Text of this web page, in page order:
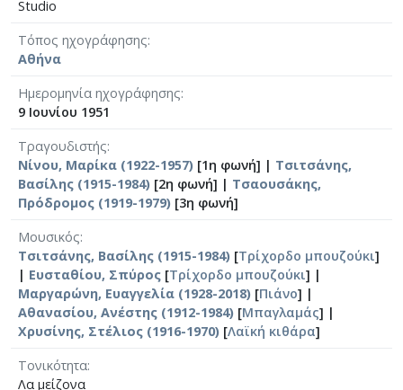
Studio
Τόπος ηχογράφησης
Αθήνα
Ημερομηνία ηχογράφησης
9 Ιουνίου 1951
Τραγουδιστής
Νίνου, Μαρίκα (1922-1957) [1η φωνή] | Τσιτσάνης,
Βασίλης (1915-1984) [2η φωνή] | Τσαουσάκης,
Πρόδρομος (1919-1979) [3η φωνή]
Μουσικός
Τσιτσάνης, Βασίλης (1915-1984) [Τρίχορδο μπουζούκι]
| Ευσταθίου, Σπύρος [Τρίχορδο μπουζούκι] |
Μαργαρώνη, Ευαγγελία (1928-2018) [Πιάνο] |
Αθανασίου, Ανέστης (1912-1984) [Μπαγλαμάς] |
Χρυσίνης, Στέλιος (1916-1970) [Λαϊκή κιθάρα]
Τονικότητα
Λα μείζονα